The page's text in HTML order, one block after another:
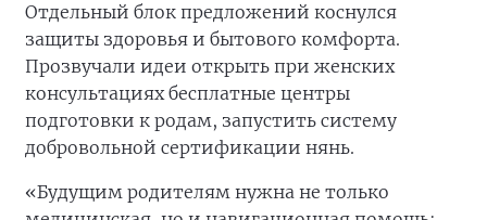
Отдельный блок предложений коснулся
защиты здоровья и бытового комфорта.
Прозвучали идеи открыть при женских
консультациях бесплатные центры
подготовки к родам, запустить систему
добровольной сертификации нянь.
«Будущим родителям нужна не только